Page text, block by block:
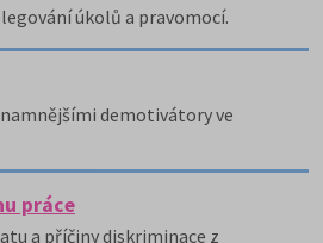
úkolů a pravomocí.
demotivátory ve
práce
a příčiny diskriminace z